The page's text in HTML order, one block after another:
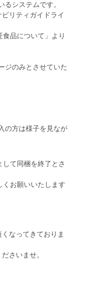
システムです。
リティガイドライ
食品について」より
ジのみとさせていた
の方は様子を見なが
て同梱を終了とさ
お願いいたします
なってきておりま
さいませ。